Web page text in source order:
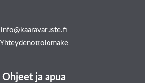
info@kaaravaruste.fi
Yhteydenottolomake
Ohjeet ja apua